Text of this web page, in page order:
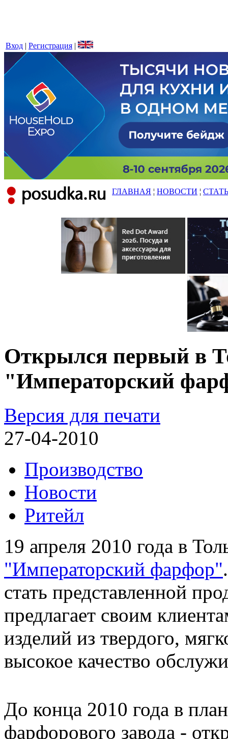
Вход | Регистрация |
ГЛАВНАЯ ¦ НОВОСТИ ¦
Открылся первый в
"Императорский
Версия для печати
27-04-2010
Производство
Новости
Ритейл
19 апреля 2010 года в
"Императорский фарфор"
стать представленной
предлагает своим
изделий из твердого,
высокое качество
До конца 2010 года в
фарфорового завода -